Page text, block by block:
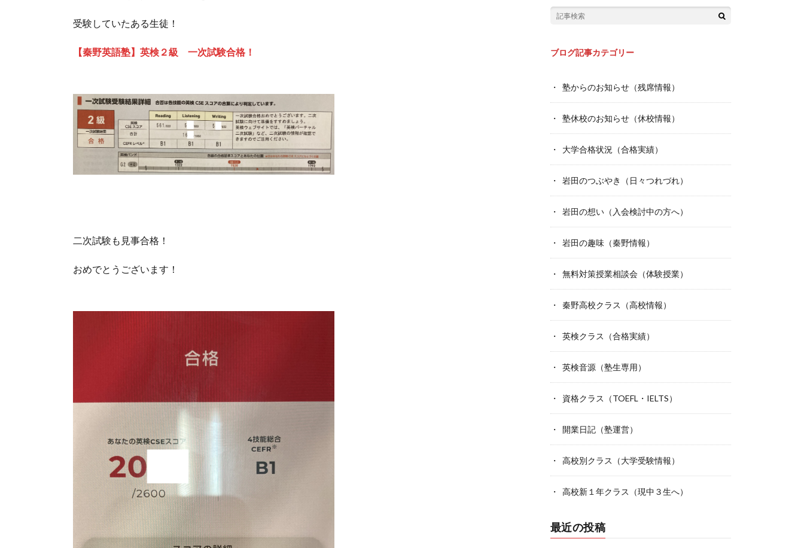
受験していたある生徒！
【秦野英語塾】英検２級 一次試験合格！
二次試験も見事合格！
おめでとうございます！
ブログ記事カテゴリー
塾からのお知らせ（残席情報）
塾休校のお知らせ（休校情報）
大学合格状況（合格実績）
岩田のつぶやき（日々つれづれ）
岩田の想い（入会検討中の方へ）
岩田の趣味（秦野情報）
無料対策授業相談会（体験授業）
秦野高校クラス（高校情報）
英検クラス（合格実績）
英検音源（塾生専用）
資格クラス（TOEFL・IELTS）
開業日記（塾運営）
高校別クラス（大学受験情報）
高校新１年クラス（現中３生へ）
最近の投稿